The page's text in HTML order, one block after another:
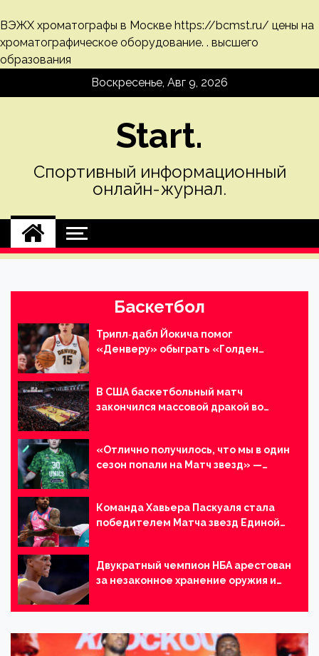
ВЭЖХ хроматографы в Москве https://bcmst.ru/ цены на
хроматографическое оборудование. . высшего
образования
Воскресенье, Авг 9, 2026
Start.
Спортивный информационный
онлайн-журнал.
Баскетбол
Трипл‑дабл Йокича помог
«Денверу» обыграть «Голден
В США баскетбольный матч
закончился массовой дракой во
«Отлично получилось, что мы в один
сезон попали на Матч звезд» —
Команда Хавьера Паскуаля стала
победителем Матча звезд Единой
Двукратный чемпион НБА арестован
за незаконное хранение оружия и
употребления наркотиков